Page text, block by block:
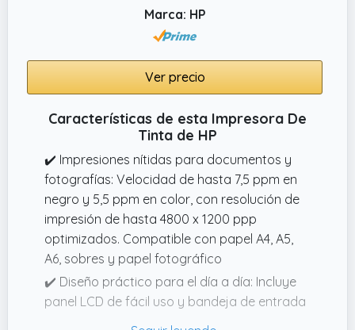
Marca: HP
Ver precio
Características de esta Impresora De
Tinta de HP
✔️ Impresiones nítidas para documentos y
fotografías: Velocidad de hasta 7,5 ppm en
negro y 5,5 ppm en color, con resolución de
impresión de hasta 4800 x 1200 ppp
optimizados. Compatible con papel A4, A5,
A6, sobres y papel fotográfico
✔️ Diseño práctico para el día a día: Incluye
panel LCD de fácil uso y bandeja de entrada